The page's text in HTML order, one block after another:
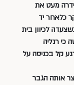
מעט את
כלאחר יד
לכיוון בית
כי רגליה
קל בכניסה על
אותה הגבר